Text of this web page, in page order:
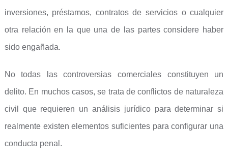
inversiones, préstamos, contratos de servicios o cualquier
otra relación en la que una de las partes considere haber
sido engañada.
No todas las controversias comerciales constituyen un
delito. En muchos casos, se trata de conflictos de naturaleza
civil que requieren un análisis jurídico para determinar si
realmente existen elementos suficientes para configurar una
conducta penal.